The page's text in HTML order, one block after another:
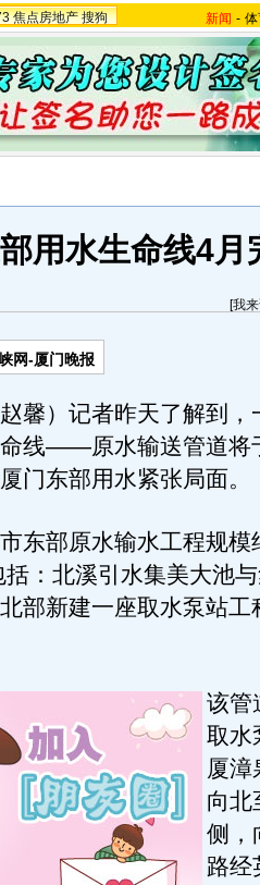
焦点房地产 搜狗 新闻 -
用水生命线4月
[我
网-厦门晚报
）记者昨天了解到，
线——原水输送管道将
门东部用水紧张局面。
部原水输水工程规模
：北溪引水集美大池
部新建一座取水泵站工
该管
取水
厦漳
向北
侧，
路经